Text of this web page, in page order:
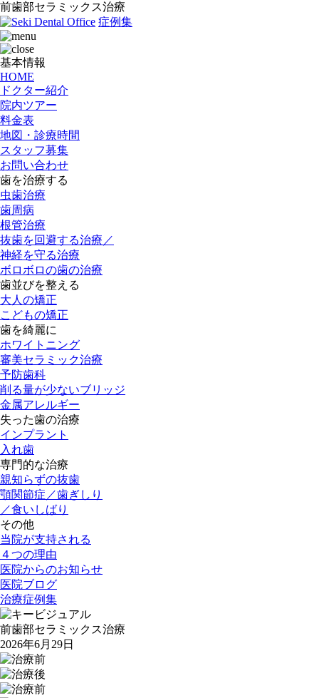
前歯部セラミックス治療
症例集
基本情報
HOME
ドクター紹介
院内ツアー
料金表
地図・診療時間
スタッフ募集
お問い合わせ
歯を治療する
虫歯治療
歯周病
根管治療
抜歯を回避する治療／
神経を守る治療
ボロボロの歯の治療
歯並びを整える
大人の矯正
こどもの矯正
歯を綺麗に
ホワイトニング
審美セラミック治療
予防歯科
削る量が少ないブリッジ
金属アレルギー
失った歯の治療
インプラント
入れ歯
専門的な治療
親知らずの抜歯
顎関節症／歯ぎしり
／食いしばり
その他
当院が支持される
４つの理由
医院からのお知らせ
医院ブログ
治療症例集
前歯部セラミックス治療
2026年6月29日